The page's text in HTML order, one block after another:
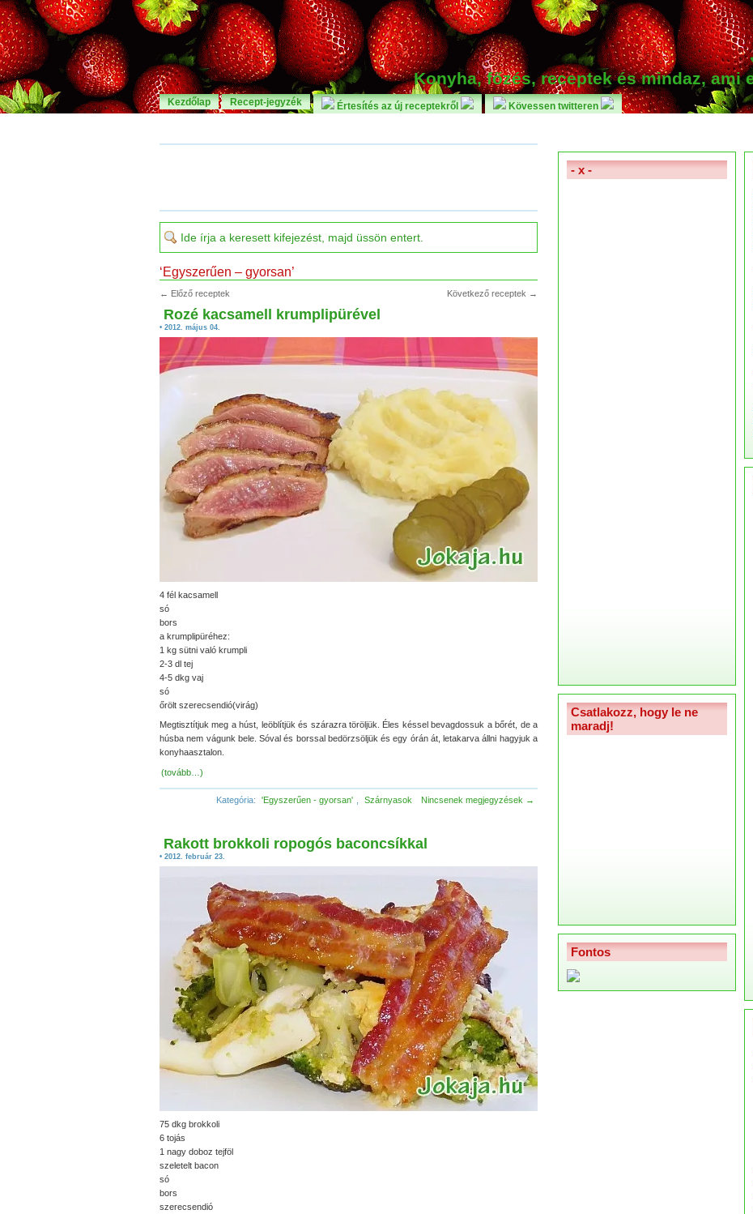
Konyha, főzés, receptek és mindaz, ami
Kezdőlap Recept-jegyzék Értesítés az új receptekről Kövessen twitteren
‘Egyszerűen – gyorsan’
← Előző receptek Következő receptek →
Rozé kacsamell krumplipürével
• 2012. május 04.
4 fél kacsamell
só
bors
a krumplipüréhez:
1 kg sütni való krumpli
2-3 dl tej
4-5 dkg vaj
só
őrölt szerecsendió(virág)
Megtisztítjuk meg a húst, leöblítjük és szárazra töröljük. Éles késsel bevagdossuk a bőrét, de a
húsba nem vágunk bele. Sóval és borssal bedörzsöljük és egy órán át, letakarva állni hagyjuk a
konyhaasztalon.
(tovább…)
Kategória: 'Egyszerűen - gyorsan' Szárnyasok Nincsenek megjegyzések →
Rakott brokkoli ropogós baconcsíkkal
• 2012. február 23.
75 dkg brokkoli
6 tojás
1 nagy doboz tejföl
szeletelt bacon
só
bors
szerecsendió
- x -
Csatlakozz, hogy le ne
maradj!
Fontos